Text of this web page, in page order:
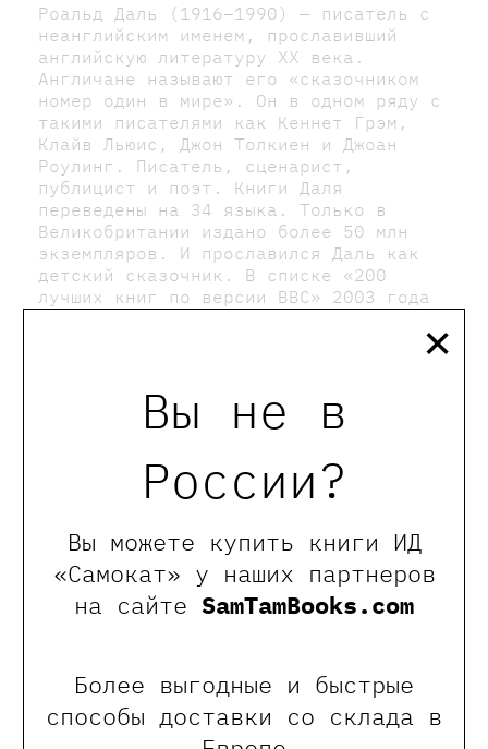
Вы не в
России?
Вы можете купить книги ИД
«Самокат» у наших партнеров
на сайте SamTamBooks.com
Более выгодные и быстрые
способы доставки со склада в
×
Роальд Даль (1916–1990) — писатель с
неанглийским именем, прославивший
английскую литературу XX века.
Англичане называют его «сказочником
номер один в мире». Он в одном ряду с
такими писателями как Кеннет Грэм,
Клайв Льюис, Джон Толкиен и Джоан
Роулинг. Писатель, сценарист,
публицист и поэт. Книги Даля
переведены на 34 языка. Только в
Великобритании издано более 50 млн
экземпляров. И прославился Даль как
детский сказочник. В списке «200
лучших книг по версии BBC» 2003 года
В России впервые Даль был издан в
все восемнадцать сказок Даля для
детей разных возрастов.